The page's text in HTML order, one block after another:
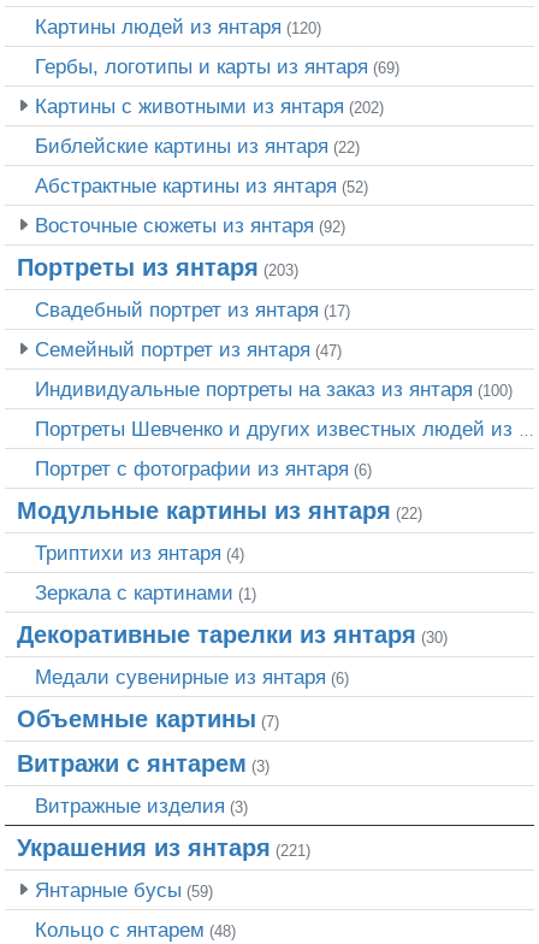
Картины людей из янтаря (120)
Гербы, логотипы и карты из янтаря (69)
Картины с животными из янтаря (202)
Библейские картины из янтаря (22)
Абстрактные картины из янтаря (52)
Восточные сюжеты из янтаря (92)
Портреты из янтаря (203)
Свадебный портрет из янтаря (17)
Семейный портрет из янтаря (47)
Индивидуальные портреты на заказ из янтаря (100)
Портрет c фотографии из янтаря (6)
Модульные картины из янтаря (22)
Триптихи из янтаря (4)
Зеркала с картинами (1)
Декоративные тарелки из янтаря (30)
Медали сувенирные из янтаря (6)
Объемные картины (7)
Витражи с янтарем (3)
Витражные изделия (3)
Украшения из янтаря (221)
Янтарные бусы (59)
Кольцо с янтарем (48)